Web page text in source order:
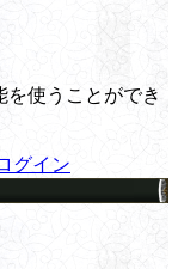
使うことができ
グイン